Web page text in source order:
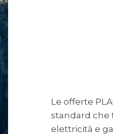
Le offerte
standard che
elettricità e